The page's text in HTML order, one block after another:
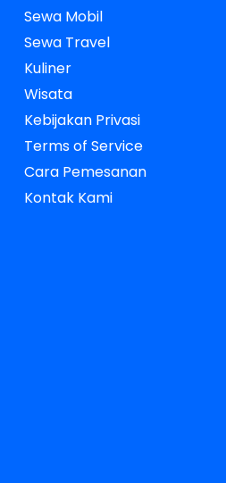
Sewa Mobil
Sewa Travel
Kuliner
Wisata
Kebijakan Privasi
Terms of Service
Cara Pemesanan
Kontak Kami